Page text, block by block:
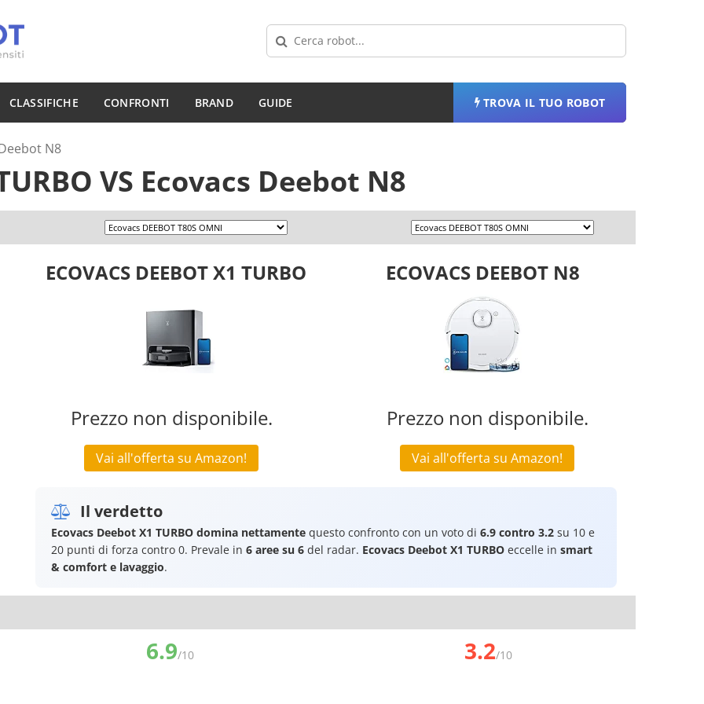
CLASSIFICHE CONFRONTI BRAND GUIDE TROVA IL TUO ROBOT
N8
VS Ecovacs Deebot N8
ECOVACS DEEBOT X1 TURBO ECOVACS DEEBOT N8
Prezzo non disponibile.
Vai all'offerta su Amazon!
Prezzo non disponibile.
Vai all'offerta su Amazon!
Il verdetto
Ecovacs Deebot X1 TURBO domina nettamente questo confronto con un voto di 6.9 contro 3.2 su 10 e
20 punti di forza contro 0. Prevale in 6 aree su 6 del radar. Ecovacs Deebot X1 TURBO eccelle in smart
& comfort e lavaggio.
6.9/10 3.2/10